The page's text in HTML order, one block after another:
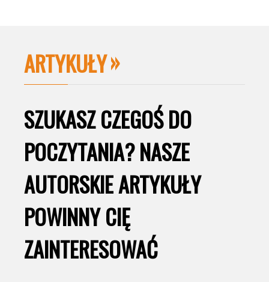
ARTYKUŁY
SZUKASZ CZEGOŚ DO
POCZYTANIA? NASZE
AUTORSKIE ARTYKUŁY
POWINNY CIĘ
ZAINTERESOWAĆ